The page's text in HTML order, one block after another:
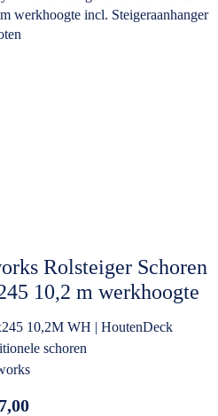
Rolsteiger Schoren
10,2 m werkhoogte
Gesloten
10,2M WH | HoutenDeck
schoren